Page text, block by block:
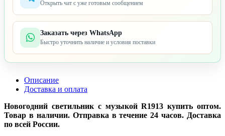
Открыть чат с уже готовым сообщением
Заказать через WhatsApp
Быстро уточнить наличие и условия поставки
Описание
Доставка и оплата
Новогодний светильник с музыкой R1913 купить оптом.
Товар в наличии. Отправка в течение 24 часов. Доставка
по всей России.